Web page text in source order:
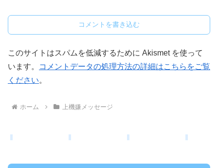
コメントを書き込む
このサイトはスパムを低減するために Akismet を使って
います。
コメントデータの処理方法の詳細はこちらをご覧
ください。
ホーム 上機嫌メッセージ